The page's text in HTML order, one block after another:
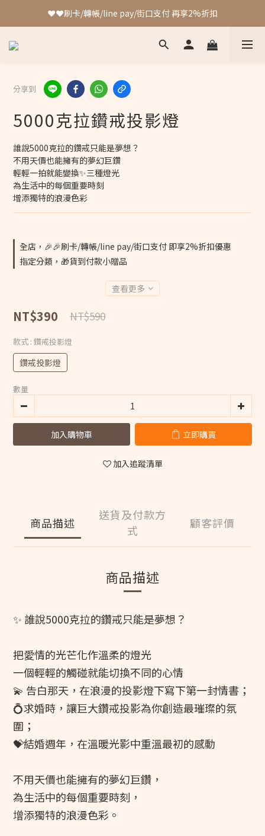
❤️❤️刷卡/轉帳/line pay/街口支付 再享2%折扣
加入會員 最高可獲得4%回饋!!
❤️❤️刷卡/轉帳/line pay/街口支付 再享2%折扣
分享到
5000克拉鑽戒投影燈
誰說5000克拉的鑽戒只能是夢想？
不用天價也能擁有的夢幻巨鑽
輕輕一拍就能變換✨三種燈光
為生活中的每個重要時刻
增添獨特的浪漫色彩
全店，🎉🎉刷卡/轉帳/line pay/街口支付 即享2%折扣優惠
指定分類，🎁貨到付款小贈品
查看更多
NT$390 NT$590
款式 : 鑽戒投影燈
鑽戒投影燈
數量
加入購物車 立即購買
加入追蹤清單
商品描述
送貨及付款方
式
顧客評價
商品描述
✨ 誰說5000克拉的鑽戒只能是夢想？
把愛情的光芒化作溫柔的燈光
一個輕輕的觸碰就能切換不同的心情
💫 告白那天，在浪漫的投影燈下寫下第一封情書；
💍求婚時，讓巨大鑽戒投影為你創造最璀璨的氛
圍；
💝結婚週年，在溫暖光影中重溫最初的感動
不用天價也能擁有的夢幻巨鑽，
為生活中的每個重要時刻，
增添獨特的浪漫色彩。